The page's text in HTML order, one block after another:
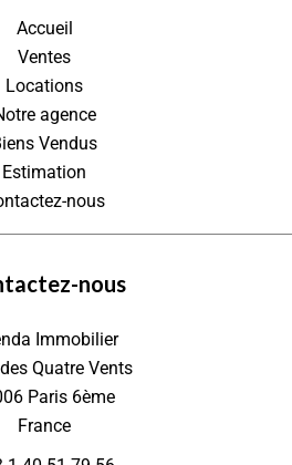
Accueil
Ventes
Locations
agence
Vendus
Estimation
nous
nous
Immobilier
Quatre Vents
Paris 6ème
France